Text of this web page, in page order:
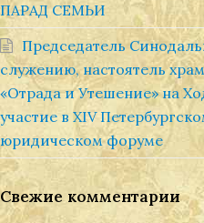
ПАРАД СЕМЬИ
Председатель
служению, настоятель
«Отрада и Утешение» на
участие в XIV
юридическом форуме
Свежие комментарии